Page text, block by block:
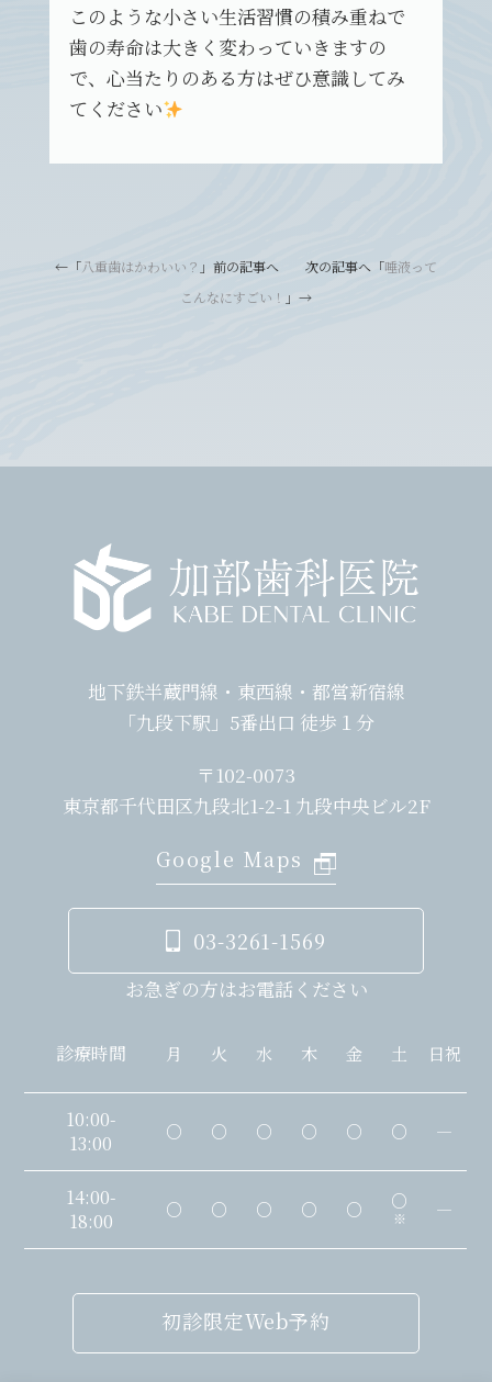
このような小さい生活習慣の積み重ねで
歯の寿命は大きく変わっていきますの
で、心当たりのある方はぜひ意識してみ
てください
←「八重歯はかわいい？ 」前の記事へ 次の記事へ「唾液って
こんなにすごい！ 」→
地下鉄半蔵門線・東西線・都営新宿線
「九段下駅」5番出口 徒歩１分
〒102-0073
東京都千代田区九段北1-2-1 九段中央ビル2F
Google Maps
03-3261-1569
お急ぎの方はお電話ください
診療時間 月 火 水 木 金 土 日祝
10:00-
13:00
○ ○ ○ ○ ○ ○ ―
14:00-
18:00
○ ○ ○ ○ ○ ○
※ ―
初診限定Web予約